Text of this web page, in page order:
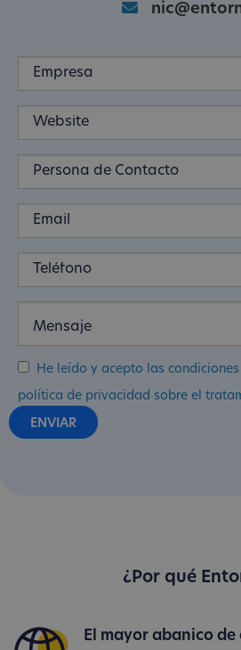
He leído y acepto las
política de privacidad sobre el
¿Por qué
El mayor abanico